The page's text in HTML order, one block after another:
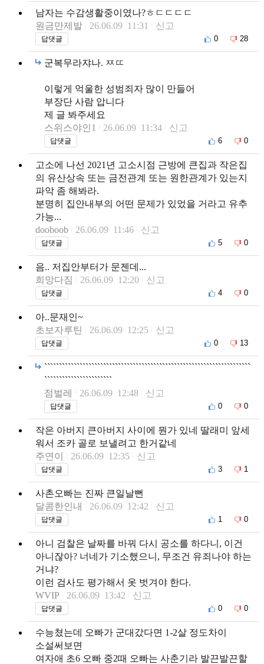
남자는 수감생활중이였나?ㅎㄷㄷㄷㄷ
원금만제발
26.06.09 11:31 신고
답댓글 0 28
군복무라쟈나. ㅉㄸ
이렇게 억울한 성범죄자 많이 만들어
부장단 사람 압니다
제 글 봐주세요
스위스야인1
26.06.09 11:34 신고
답댓글 6 0
고소에 나선 2021년 고소시점 근방에 큰집과 작은집
의 유산상속 또는 금전관계 또는 원한관계가 있는지
파악 좀 해봐라.
분명히 집안내부의 어떤 문제가 있었을 거라고 유추
가능...
dooboob
26.06.09 11:46 신고
답댓글 5 0
음.. 저집안부터가 문젠데...
희망다짐
26.06.09 12:20 신고
답댓글 4 0
아..문재인~
초보자루틴
26.06.09 12:25 신고
답댓글 0 13
``````````````````````````````````````````````````````````````````````
```````````````````````
점벌레
26.06.09 12:48 신고
답댓글 0 0
작은 아버지 큰아버지 사이에 뭔가 있네 딸래미 앞세
워서 조카 골로 보낼려고 한거같네
주연이
26.06.09 12:35 신고
답댓글 3 1
사촌오빠는 진짜 큰일날뻔
달콤한인내
26.06.09 12:42 신고
답댓글 1 0
아니 검찰은 날짜를 바꿔 다시 공소를 하다니, 이건
아니잖아? 너네가 기소했으니, 무조건 유죄나야 하는
거냐?
이런 검사도 평가해서 옷 벗겨야 한다.
WVIP
26.06.09 13:42 신고
답댓글 0 0
수능쳤는데 오빠가 군대갔다면 1-2살 정도차이
소설써보면
여자애 초6 오빠 중2때 오빠는 사춘기라 발끈발끈할